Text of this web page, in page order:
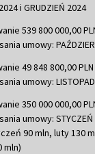
i GRUDZIEŃ 2024
539 800 000,00
umowy:
49 848 800,00 PLN
umowy:
350 000 000,00
umowy: STYCZEŃ
90 mln, luty 130
mln)